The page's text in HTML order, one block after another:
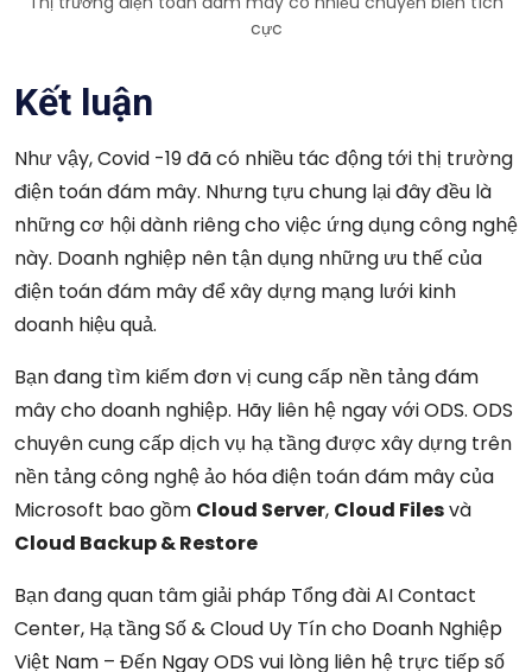
cực
Kết luận
Như vậy, Covid -19 đã có nhiều tác động tới thị trường
điện toán đám mây. Nhưng tựu chung lại đây đều là
những cơ hội dành riêng cho việc ứng dụng công nghệ
này. Doanh nghiệp nên tận dụng những ưu thế của
điện toán đám mây để xây dựng mạng lưới kinh
doanh hiệu quả.
Bạn đang tìm kiếm đơn vị cung cấp nền tảng đám
mây cho doanh nghiệp. Hãy liên hệ ngay với ODS. ODS
chuyên cung cấp dịch vụ hạ tầng được xây dựng trên
nền tảng công nghệ ảo hóa điện toán đám mây của
Microsoft bao gồm Cloud Server, Cloud Filesvà
Cloud Backup & Restore
Bạn đang quan tâm giải pháp Tổng đài AI Contact
Center, Hạ tầng Số & Cloud Uy Tín cho Doanh Nghiệp
Việt Nam – Đến Ngay ODS vui lòng liên hệ trực tiếp số